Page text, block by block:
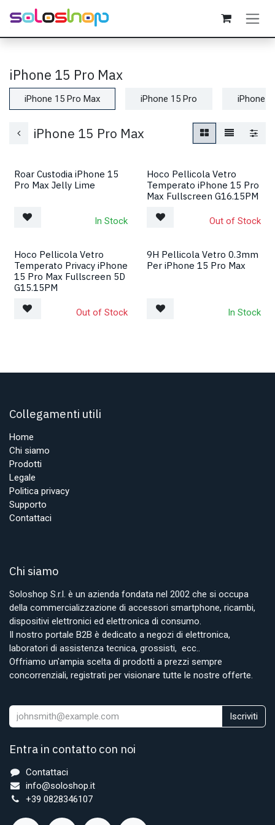
Passa al contenuto
iPhone 15 Pro Max
iPhone 15 Pro Max iPhone 15 Pro iPhone
iPhone 15 Pro Max
Roar Custodia iPhone 15
Pro Max Jelly Lime
In Stock
Hoco Pellicola Vetro
Temperato iPhone 15 Pro
Max Fullscreen G16.15PM
Out of Stock
Hoco Pellicola Vetro
Temperato Privacy iPhone
15 Pro Max Fullscreen 5D
G15.15PM
Out of Stock
9H Pellicola Vetro 0.3mm
Per iPhone 15 Pro Max
In Stock
Collegamenti utili
Home
Chi siamo
Prodotti
Legale
Politica privacy
Supporto
Contattaci
Chi siamo
Soloshop S.r.l. è un azienda fondata nel 2002 che si occupa
della commercializzazione di accessori smartphone, ricambi,
dispositivi elettronici ed elettronica di consumo.
Il nostro portale B2B è dedicato a negozi di elettronica,
laboratori di assistenza tecnica, grossisti, ecc..
Offriamo un'ampia scelta di prodotti a prezzi sempre
concorrenziali, registrati per visionare tutte le nostre offerte.
Iscriviti
Entra in contatto con noi
Contattaci
info@soloshop.it
+39 0828346107